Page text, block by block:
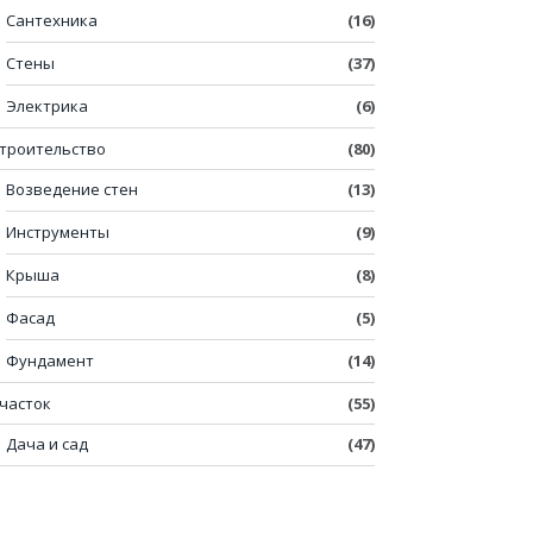
Сантехника
(16)
Стены
(37)
Электрика
(6)
(80)
Возведение стен
(13)
Инструменты
(9)
Крыша
(8)
Фасад
(5)
Фундамент
(14)
(55)
Дача и сад
(47)